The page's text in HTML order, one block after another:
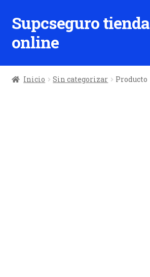
Ir
a
la
Ir
al
contenido
Supcseguro tienda
online
Inicio Sin categorizar Producto